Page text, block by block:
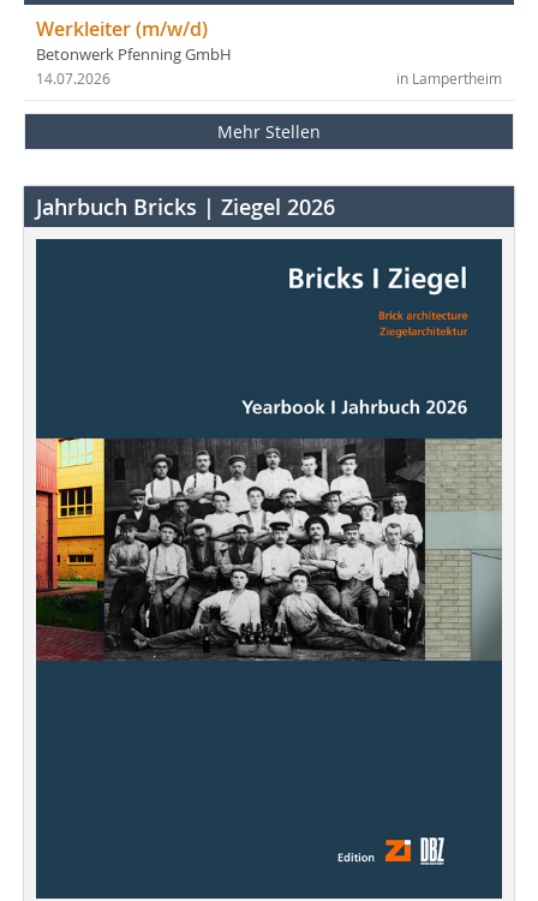
Werkleiter (m/w/d)
Betonwerk Pfenning GmbH
in Lampertheim
14.07.2026
Mehr Stellen
Jahrbuch Bricks | Ziegel 2026